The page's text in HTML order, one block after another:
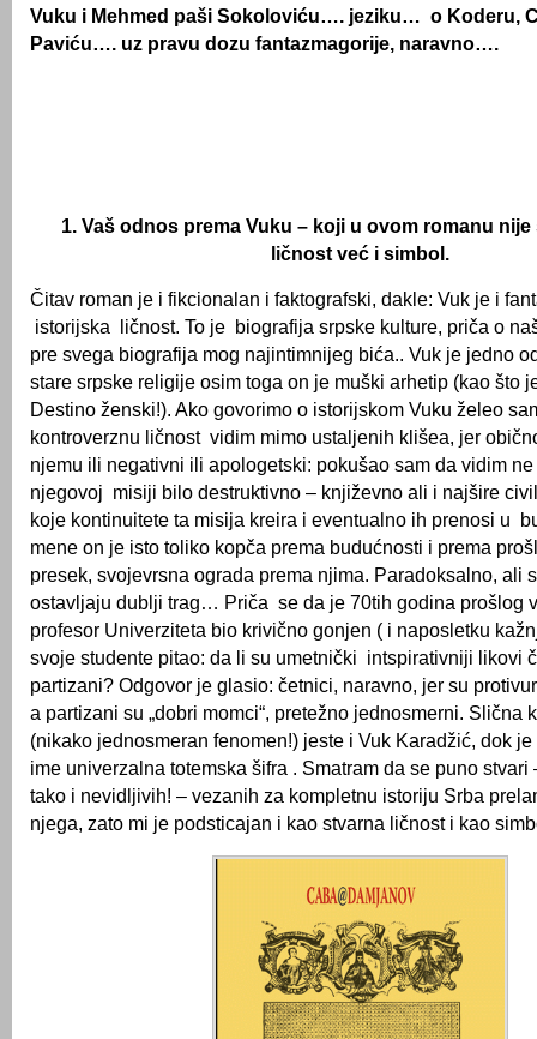
Vuku i Mehmed paši Sokoloviću…. jeziku… o Koderu,
Paviću…. uz pravu dozu fantazmagorije, naravno….
1. Vaš odnos prema Vuku – koji u ovom romanu
ličnost već i simbol.
Čitav roman je i fikcionalan i faktografski, dakle: Vuk je i
istorijska ličnost. To je biografija srpske kulture, priča o
pre svega biografija mog najintimnijeg bića.. Vuk je jedno
stare srpske religije osim toga on je muški arhetip (kao što
Destino ženski!). Ako govorimo o istorijskom Vuku želeo
kontroverznu ličnost vidim mimo ustaljenih klišea, jer
njemu ili negativni ili apologetski: pokušao sam da vidim
njegovoj misiji bilo destruktivno – književno ali i najšire
koje kontinuitete ta misija kreira i eventualno ih prenosi u
mene on je isto toliko kopča prema budućnosti i prema
presek, svojevrsna ograda prema njima. Paradoksalno, ali
ostavljaju dublji trag… Priča se da je 70tih godina prošlog
profesor Univerziteta bio krivično gonjen ( i naposletku
svoje studente pitao: da li su umetnički intspirativniji likovi
partizani? Odgovor je glasio: četnici, naravno, jer su
a partizani su „dobri momci“, pretežno jednosmerni. Slična
(nikako jednosmeran fenomen!) jeste i Vuk Karadžić, dok
ime univerzalna totemska šifra . Smatram da se puno
tako i nevidljivih! – vezanih za kompletnu istoriju Srba
njega, zato mi je podsticajan i kao stvarna ličnost i kao